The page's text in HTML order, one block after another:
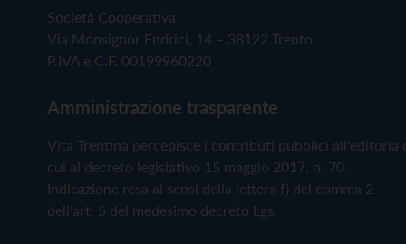
Società Cooperativa
Via Monsignor Endrici, 14 – 38122 Trento
P.IVA e C.F. 00199960220
Amministrazione trasparente
Vita Trentina percepisce i contributi pubblici all'editoria
cui al decreto legislativo 15 maggio 2017, n. 70.
Indicazione resa ai sensi della lettera f) del comma 2
dell'art. 5 del medesimo decreto Lgs.